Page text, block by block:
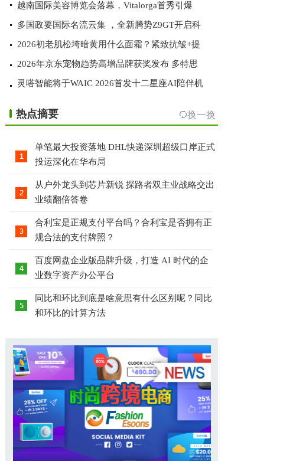
越南国际美容博览会落幕，Vitalorga首秀引爆
多国政要国际名流云集 ，全新腾势Z9GT开启科
2026初老肌松垮暗黄用什么面霜？紧致抗皱+提
2026年京东宠物趋势高增品牌获奖发布 多特思
灵嗒智能将于WAIC 2026首发十二星座AI陪伴机
热点摘要 换一换
单笔最大投资落地 DHL快递深圳超级口岸正式
投运深化在华布局
从户外龙头到芯片新锐 探路者双主业战略交出
业绩翻倍答卷
合利宝是正规支付平台吗？合利宝是否拥有正
规合法的支付牌照？
百度网盘企业版品牌升级，打造 AI 时代的企
业数字资产办公平台
同比和环比到底是啥意思有什么区别呢？同比
和环比的计算方法